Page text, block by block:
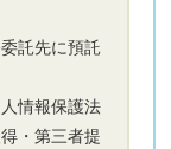
託先に預託
情報保護法
・第三者提